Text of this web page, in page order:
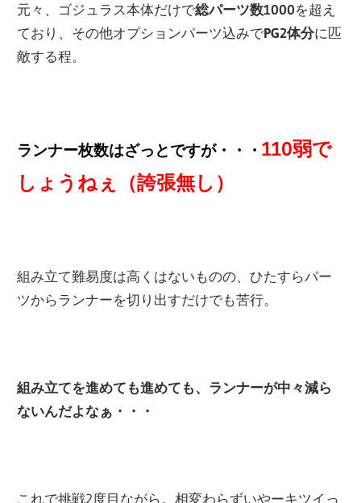
元々、ゴジュラス本体だけで総パーツ数1000を超え
ており、その他オプションパーツ込みでPG2体分に匹
敵する程。
ランナー枚数はざっとですが・・・110弱で
しょうねぇ（誇張無し）
組み立て難易度は高くはないものの、ひたすらパー
ツからランナーを切り出すだけでも苦行。
組み立てを進めても進めても、ランナーが中々減ら
ないんだよなぁ・・・
これで挑戦2度目ながら。相変わらずいやーキツイっ